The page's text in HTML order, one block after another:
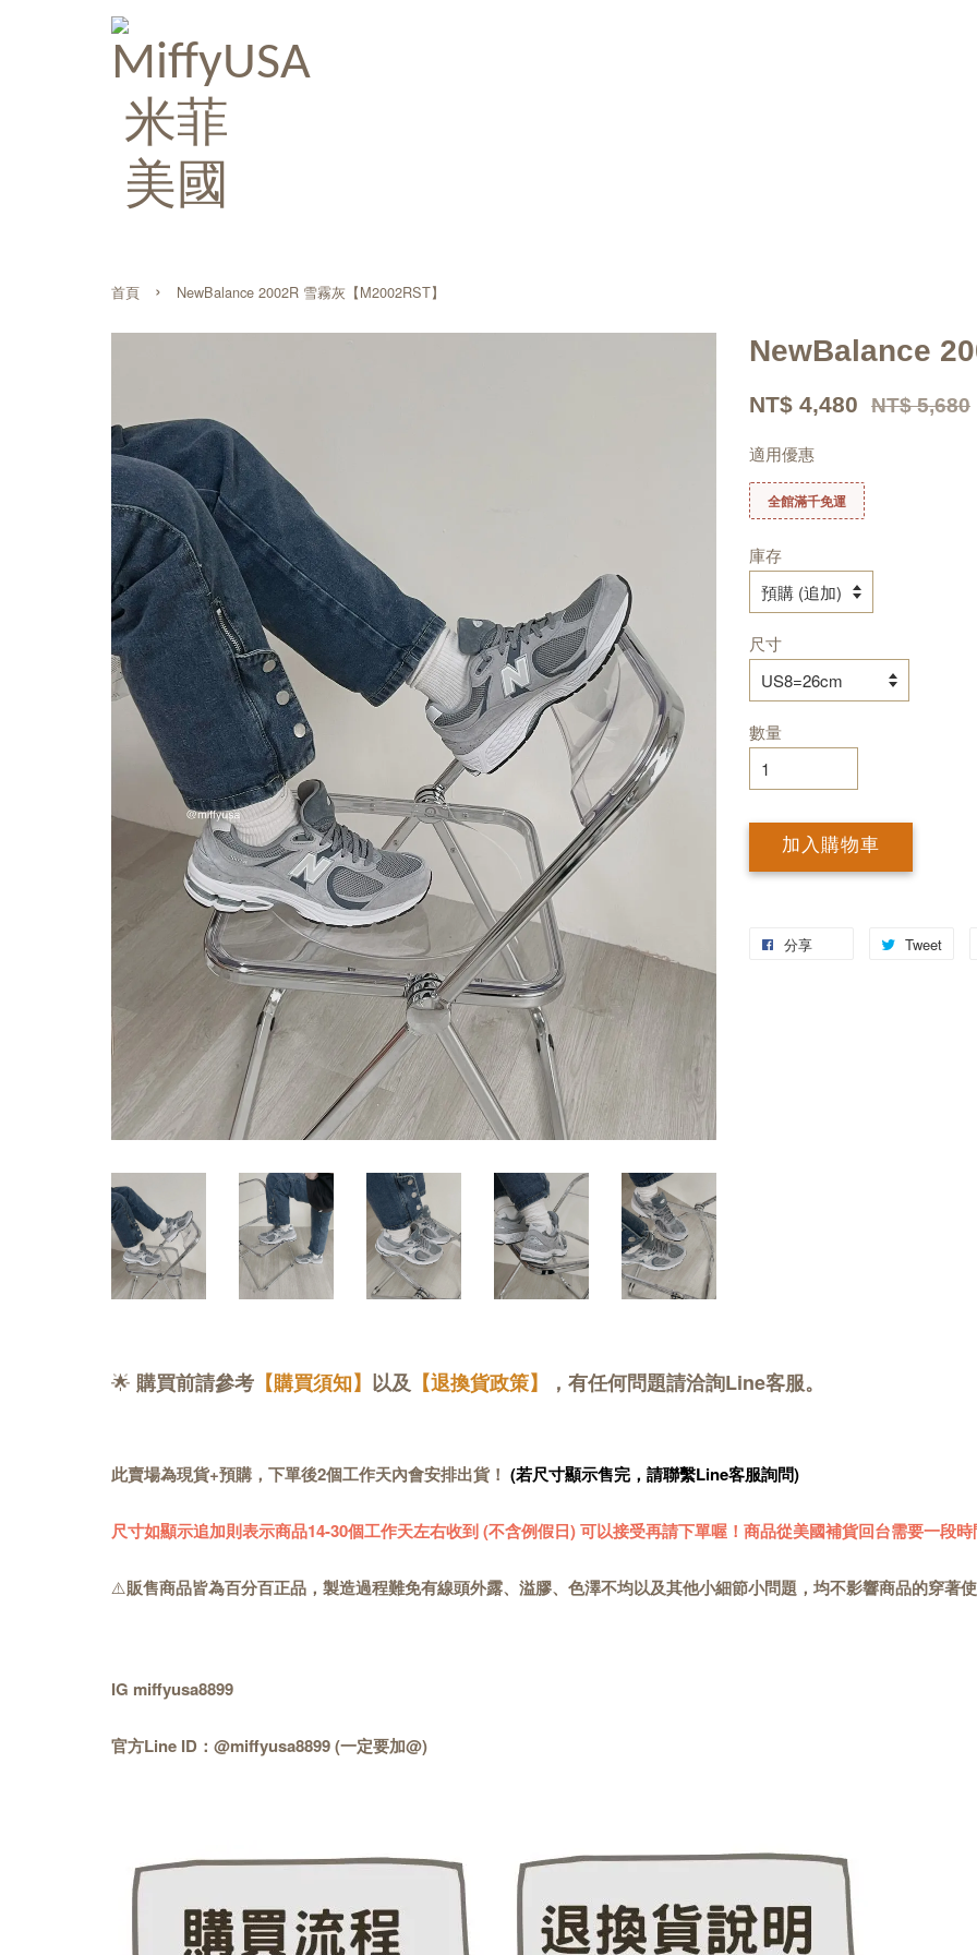
首頁 › NewBalance 2002R 雪霧灰【M2002RST】
NewBalance
NT$ 4,480 NT$ 5,680
適用優惠
全館滿千免運
庫存
尺寸
數量
加入購物車
分享 Tweet
🌟 購買前請參考 【購買須知】 以及 【退換貨政策】 ，有任何問題請洽詢Line客服。
此賣場為現貨+預購，下單後2個工作天內會安排出貨！ (若尺寸顯示售完，請聯繫Line客服詢問)
尺寸如顯示追加則表示商品14-30個工作天左右收到 (不含例假日) 可以接受再請下單喔！商品從美國補貨回台需要一段時
⚠️販售商品皆為百分百正品，製造過程難免有線頭外露、溢膠、色澤不均以及其他小細節小問題，均不影響商品的穿著
IG miffyusa8899
官方Line ID：@miffyusa8899 (一定要加@)